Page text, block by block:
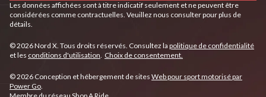
Les données affichées sont à titre indicatif seulement et ne peuvent être
considérées comme contractuelles. Veuillez nous consulter pour plus de
détails.
© 2026 Nord X. Tous droits réservés. Consultez la politique de confidentialité
et les conditions d'utilisation. Choix de consentement.
© 2026 Conception et hébergement de sites Web pour sport motorisé par
Power Go.